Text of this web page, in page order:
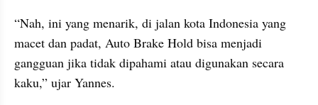
“Nah, ini yang menarik, di jalan kota Indonesia yang
macet dan padat, Auto Brake Hold bisa menjadi
gangguan jika tidak dipahami atau digunakan secara
kaku,” ujar Yannes.